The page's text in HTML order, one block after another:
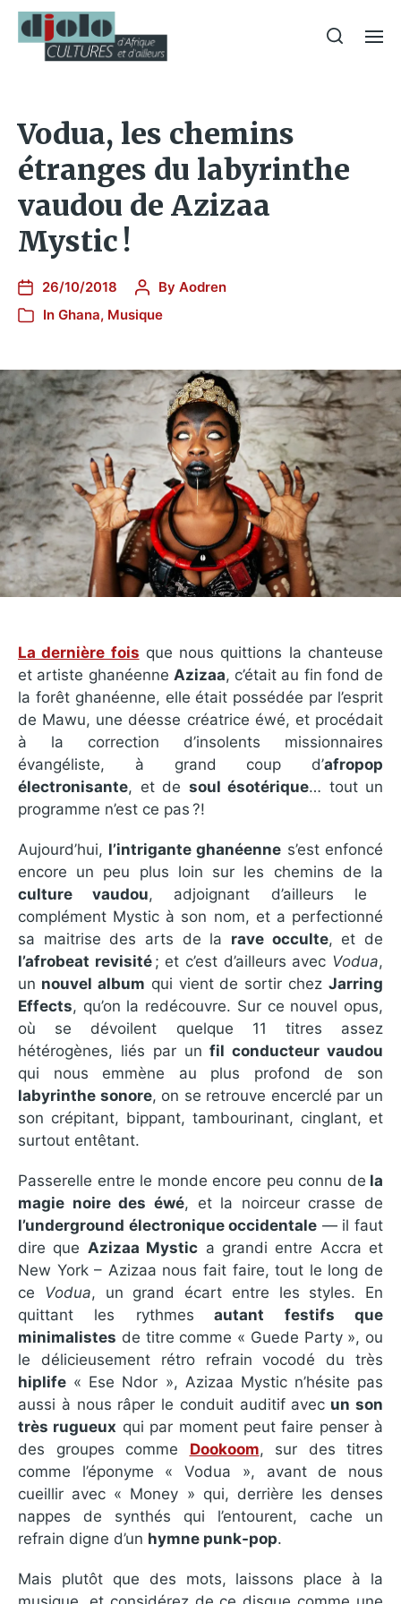
Vodua, les chemins
étranges du labyrinthe
vaudou de Azizaa
Mystic !
26/10/2018 By Aodren
In Ghana, Musique
La dernière fois que nous quittions la chanteuse
et artiste ghanéenne Azizaa, c’était au fin fond de
la forêt ghanéenne, elle était possédée par l’esprit
de Mawu, une déesse créatrice éwé, et procédait
à la correction d’insolents missionnaires
évangéliste, à grand coup d’afropop
électronisante, et de soul ésotérique… tout un
programme n’est ce pas ?!
Aujourd’hui, l’intrigante ghanéenne s’est enfoncé
encore un peu plus loin sur les chemins de la
culture vaudou, adjoignant d’ailleurs le
complément Mystic à son nom, et a perfectionné
sa maitrise des arts de la rave occulte, et de
l’afrobeat revisité; et c’est d’ailleurs avec Vodua,
un nouvel album qui vient de sortir chez Jarring
Effects, qu’on la redécouvre. Sur ce nouvel opus,
où se dévoilent quelque 11 titres assez
hétérogènes, liés par unfil conducteur vaudou
qui nous emmène au plus profond de son
labyrinthe sonore, on se retrouve encerclé par un
son crépitant, bippant, tambourinant, cinglant, et
surtout entêtant.
Passerelle entre le monde encore peu connu de la
magie noire des éwé, et la noirceur crasse de
l’underground électronique occidentale — il faut
dire que Azizaa Mystic a grandi entre Accra et
New York – Azizaa nous fait faire, tout le long de
ce Vodua, un grand écart entre les styles. En
quittant les rythmes autant festifs que
minimalistes de titre comme « Guede Party », ou
le délicieusement rétro refrain vocodé du très
hiplife « Ese Ndor », Azizaa Mystic n’hésite pas
aussi à nous râper le conduit auditif avec un son
très rugueux qui par moment peut faire penser à
des groupes comme Dookoom, sur des titres
comme l’éponyme « Vodua », avant de nous
cueillir avec « Money » qui, derrière les denses
nappes de synthés qui l’entourent, cache un
refrain digne d’un hymne punk-pop.
Mais plutôt que des mots, laissons place à la